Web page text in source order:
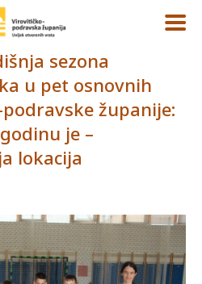
sezona
u pet osnovnih
županije:
je –
lokacija